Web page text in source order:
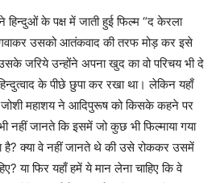
हिन्दुओं के पक्ष में जाती हुई फिल्म “द केरला
उसको आतंकवाद की तरफ मोड़ कर इसे
उसके जरिये उन्होंने अपना खुद का वो परिचय भी दे
के पीछे छुपा कर रखा था। लेकिन यहाँ
महाशय ने आदिपुरूष को किसके कहने पर
नहीं जानते कि इसमें जो कुछ भी फिल्माया गया
है? क्या वे नहीं जानते थे की उसे रोककर उसमें
या फिर यहाँ हमें ये मान लेना चाहिए कि वे